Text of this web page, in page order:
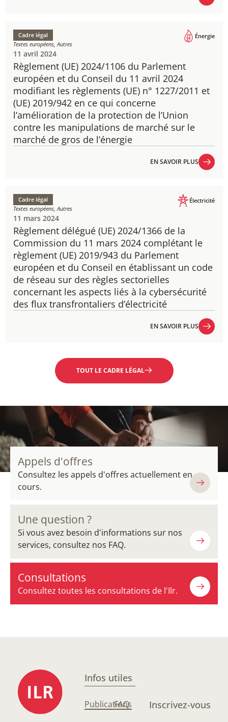
Règlement (UE) 2024/1106​ du Parlement
européen et du Conseil du 11 avril 2024
modifiant les règlements (UE) n° 1227/2011 et
(UE) 2019/942 en ce qui concerne
l’amélioration de la protection de l’Union
contre les manipulations de marché sur le
marché de gros de l’énergie
Cadre légal
Textes européens, Autres
Énergie
11 avril 2024
EN SAVOIR PLUS
Règlement délégué (UE) 2024/1366​ de la
Commission du 11 mars 2024 complétant le
règlement (UE) 2019/943 du Parlement
européen et du Conseil en établissant un code
de réseau sur des règles sectorielles
concernant les aspects liés à la cybersécurité
des flux transfrontaliers d’électricité
Cadre légal
Textes européens, Autres
Électricité
11 mars 2024
EN SAVOIR PLUS
TOUT LE CADRE LÉGAL
Appels d'offres
Consultez les appels d'offres actuellement en
cours.
Une question ?
Si vous avez besoin d'informations sur nos
services, consultez nos FAQ.
Consultations
Consultez toutes les consultations de l'Ilr.
Infos utiles
Publications
FAQ Inscrivez-vous